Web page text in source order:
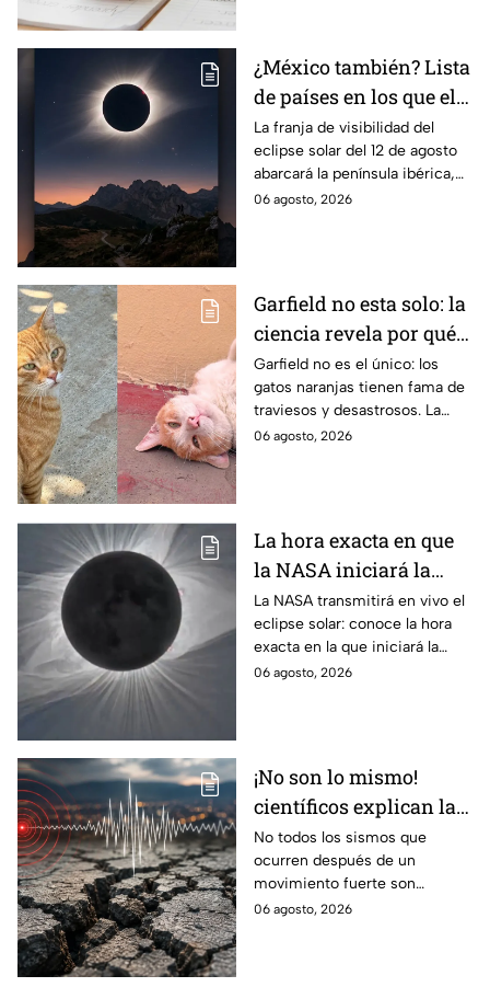
¿México también? Lista
de países en los que el
12 de agosto se verá el
eclipse solar total y en
los que será parcial
La franja de visibilidad del
eclipse solar del 12 de agosto
abarcará la península ibérica,
por lo que solo podrá
06 agosto, 2026
Garfield no esta solo: la
ciencia revela por qué
los gatos naranjas
tienen tanta fama de
hacer "desastres"
Garfield no es el único: los
gatos naranjas tienen fama de
traviesos y desastrosos. La
ciencia explica qué hay detrás
06 agosto, 2026
La hora exacta en que
la NASA iniciará la
transmisión en vivo
del eclipse solar
La NASA transmitirá en vivo el
eclipse solar: conoce la hora
exacta en la que iniciará la
cobertura para no perderte de
06 agosto, 2026
¡No son lo mismo!
científicos explican las
diferencias entre
enjambre sísmico y
réplicas
No todos los sismos que
ocurren después de un
movimiento fuerte son
réplicas. Científicos explican
06 agosto, 2026